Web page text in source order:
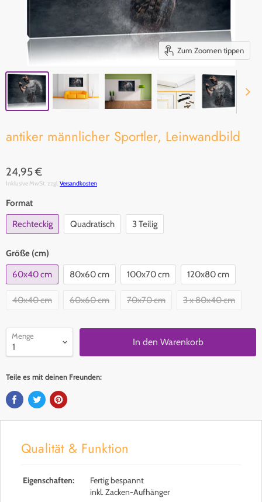
Zum Zoomen tippen
antiker männlicher Sportler, Leinwandbild
24,95 €
Inklusive MwSt. zzgl. Versandkosten
Format
Rechteckig
Quadratisch 3 Teilig
Größe (cm)
60x40 cm
80x60 cm 100x70 cm 120x80 cm
40x40 cm 60x60 cm 70x70 cm 3 x 80x40 cm
Menge
In den Warenkorb
Teile es mit deinen Freunden:
Qualität & Funktion
Eigenschaften:
Fertig bespannt
inkl. Zacken-Aufhänger